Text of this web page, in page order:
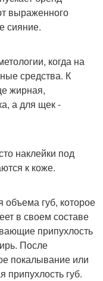
выраженного
сияние.
когда на
средства. К
жирная,
а для щек -
наклейки под
к коже.
губ, которое
в своем составе
припухлость
После
покалывание или
припухлость губ.